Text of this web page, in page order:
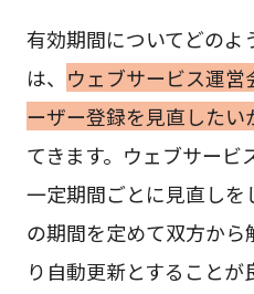
有効期間についてどのよ
は、 ウェブサービス運
ーザー登録を見直したい
てきます。ウェブサービ
一定期間ごとに見直し
の期間を定めて双方か
り自動更新とすること